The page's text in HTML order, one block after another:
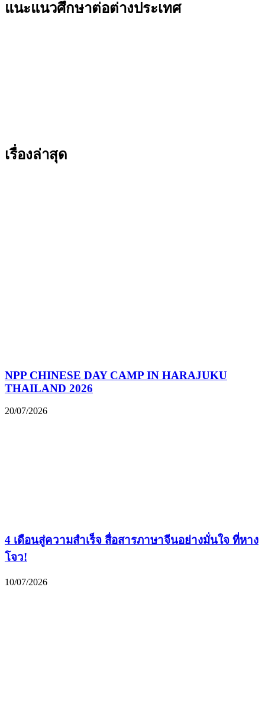
แนะแนวศึกษาต่อต่างประเทศ
เรื่องล่าสุด
NPP CHINESE DAY CAMP IN HARAJUKU
THAILAND 2026
20/07/2026
4 เดือนสู่ความสำเร็จ สื่อสารภาษาจีนอย่างมั่นใจ ที่หาง
โจว!
10/07/2026